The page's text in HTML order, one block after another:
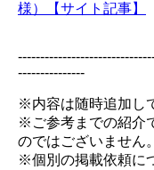
様）【サイト記事】
---------------
※内容は随時追加し
※ご参考までの紹介
のではございません。
※個別の掲載依頼に